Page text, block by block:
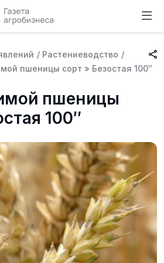
/ Растениеводство /
пшеницы сорт » Безостая 100″
пшеницы
100″